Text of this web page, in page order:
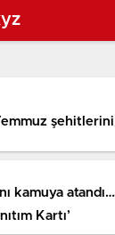
şehitlerini
kamuya
Kartı’